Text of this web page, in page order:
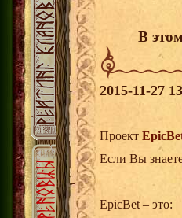
В
2015-11-27
Проект
Если Вы
EpicBet – это: